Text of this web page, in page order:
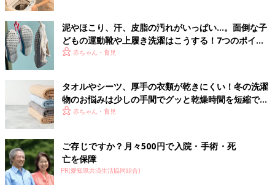
泥やほこり、汗、皮脂の汚れがいっぱい…。面倒な子
どもの運動靴や上履き洗濯はこうする！7つのポイン
ト 赤ちゃん・育児
タオルやシーツ、厚手の衣類が乾きにくい！冬の洗濯
物のお悩みは少しの手間でグッと乾燥時間を短縮でき
る！赤ちゃん・育児
ご存じですか？月々500円で入院・手術・死
亡を保障
PR(愛知県共済生活協同組合)